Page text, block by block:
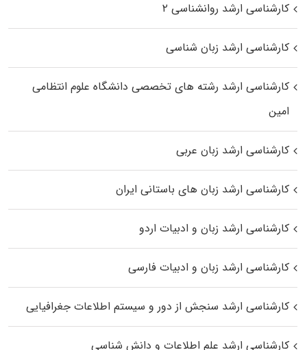
کارشناسی ارشد روانشناسی ۲
کارشناسی ارشد زبان شناسی
کارشناسی ارشد رﺷﺘﻪ ﻫﺎی تخصصی داﻧﺸﮕﺎه ﻋﻠﻮم انتظامی
اﻣﻴﻦ
کارشناسی ارشد زبان عربی
کارشناسی ارشد زبان‌ های باستانی ایران
کارشناسی ارشد زبان و ادبیات اردو
کارشناسی ارشد زبان و ادبیات فارسی
کارشناسی ارشد سنجش از دور و سیستم اطلاعات جغرافیایی
کارشناسی ارشد علم اطلاعات و دانش شناسی